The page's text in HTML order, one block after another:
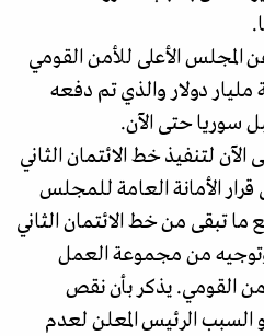
المجلس الأعلى للأمن القومي
مليار دولار والذي تم دفعه
سوريا حتى الآن.
حتى الآن لتنفيذ خط الائتمان الثاني
قرار الأمانة العامة للمجلس
ما تبقى من خط الائتمان الثاني
من مجموعة العمل
القومي. يذكر بأن نقص
السبب الرئيس المعلن لعدم